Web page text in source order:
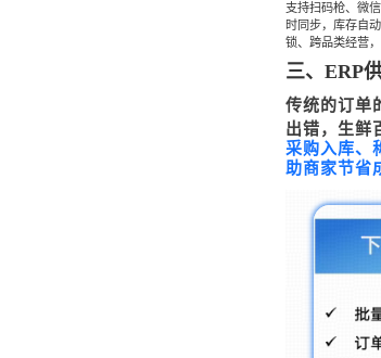
支持扫码枪、微
时同步，库存自
锁、跨品类经营
三、ERP
传统的订单
出错，生鲜
采购入库、
助商家节省